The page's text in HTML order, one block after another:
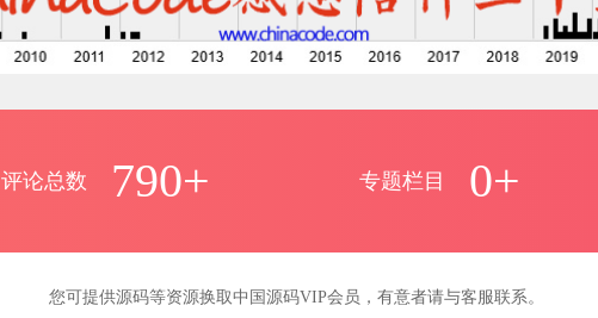
评论总数 790+ 专题栏目 0+
您可提供源码等资源换取中国源码VIP会员，有意者请与客服联系。